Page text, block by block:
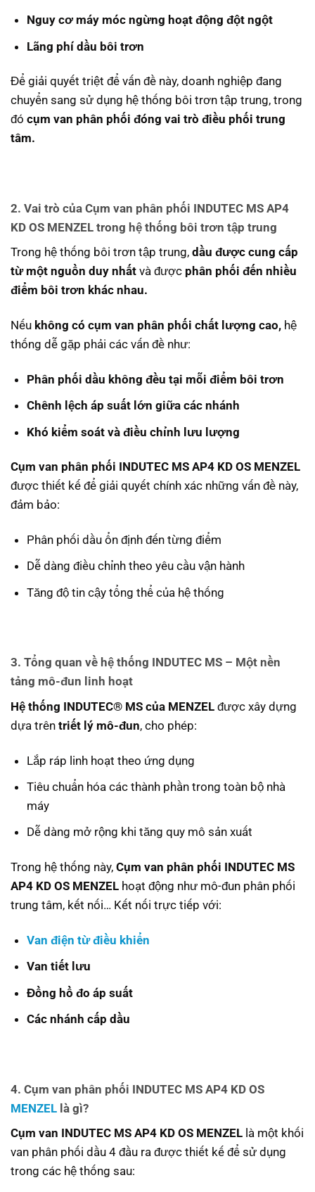
Nguy cơ máy móc ngừng hoạt động đột ngột
Lãng phí dầu bôi trơn
Để giải quyết triệt để vấn đề này, doanh nghiệp đang
chuyển sang sử dụng hệ thống bôi trơn tập trung, trong
đó cụm van phân phối đóng vai trò điều phối trung
tâm.
2. Vai trò của Cụm van phân phối INDUTEC MS AP4
KD OS MENZEL trong hệ thống bôi trơn tập trung
Trong hệ thống bôi trơn tập trung, dầu được cung cấp
từ một nguồn duy nhất và được phân phối đến nhiều
điểm bôi trơn khác nhau.
Nếu không có cụm van phân phối chất lượng cao, hệ
thống dễ gặp phải các vấn đề như:
Phân phối dầu không đều tại mỗi điểm bôi trơn
Chênh lệch áp suất lớn giữa các nhánh
Khó kiểm soát và điều chỉnh lưu lượng
Cụm van phân phối INDUTEC MS AP4 KD OS MENZEL
được thiết kế để giải quyết chính xác những vấn đề này,
đảm bảo:
Phân phối dầu ổn định đến từng điểm
Dễ dàng điều chỉnh theo yêu cầu vận hành
Tăng độ tin cậy tổng thể của hệ thống
3. Tổng quan về hệ thống INDUTEC MS – Một nền
tảng mô-đun linh hoạt
Hệ thống INDUTEC® MS của MENZEL được xây dựng
dựa trên triết lý mô-đun, cho phép:
Lắp ráp linh hoạt theo ứng dụng
Tiêu chuẩn hóa các thành phần trong toàn bộ nhà
máy
Dễ dàng mở rộng khi tăng quy mô sản xuất
Trong hệ thống này, Cụm van phân phối INDUTEC MS
AP4 KD OS MENZEL hoạt động như mô-đun phân phối
trung tâm, kết nối… Kết nối trực tiếp với:
Van điện từ điều khiển
Van tiết lưu
Đồng hồ đo áp suất
Các nhánh cấp dầu
4. Cụm van phân phối INDUTEC MS AP4 KD OS
MENZEL là gì?
Cụm van INDUTEC MS AP4 KD OS MENZEL là một khối
van phân phối dầu 4 đầu ra được thiết kế để sử dụng
trong các hệ thống sau: